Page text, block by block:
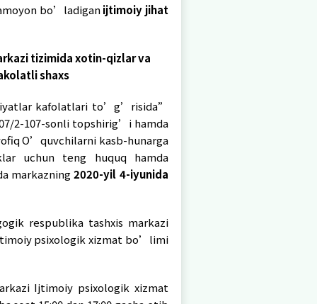
jamiyat hayoti va faoliyatining barcha
ilm-fan sohalarida namoyon bo’ladigan
respublika tashxis markazi tizimida xotin-
bo’yicha vakolatli shaxs
huquq hamda imkoniyatlar kafolatlari